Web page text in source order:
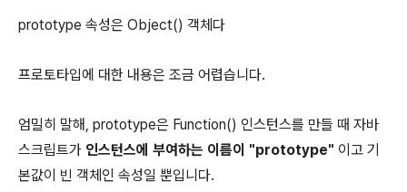
prototype 속성은 Object() 객체다
프로토타입에 대한 내용은 조금 어렵습니다.
엄밀히 말해, prototype은 Function() 인스턴스를 만들 때 자바
스크립트가 인스턴스에 부여하는 이름이 "prototype" 이고 기
본값이 빈 객체인 속성일 뿐입니다.